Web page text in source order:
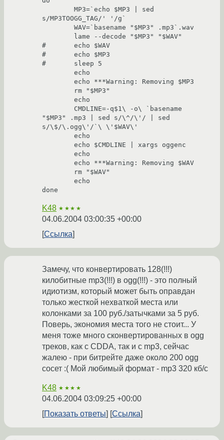
s/MP3TOOGG_TAG/' '/g`
#       echo $WAV
#       echo $MP3
#       sleep 5
"$MP3" .mp3 | sed s/\^/\'/ | sed
s/\$/\.ogg\'/`\ \'$WAV\'
done
K48 ★★★★
04.06.2004 03:00:35 +00:00
Ссылка
Замечу, что конвертировать 128(!!!)
килобитные mp3(!!!) в ogg(!!!) - это полный
идиотизм, который может быть оправдан
только жесткой нехваткой места или
колонками за 100 руб./затычками за 5 руб.
Поверь, экономия места того не стоит... У
меня тоже много сконвертированных в ogg
треков, как с CDDA, так и c mp3, сейчас
жалею - при битрейте даже около 200 ogg
сосет :( Мой любимый формат - mp3 320 кб/с
K48 ★★★★
04.06.2004 03:09:25 +00:00
Показать ответы
Ссылка